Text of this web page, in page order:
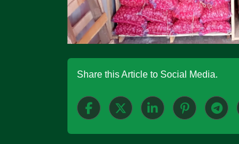
Share this Article to Social Media.